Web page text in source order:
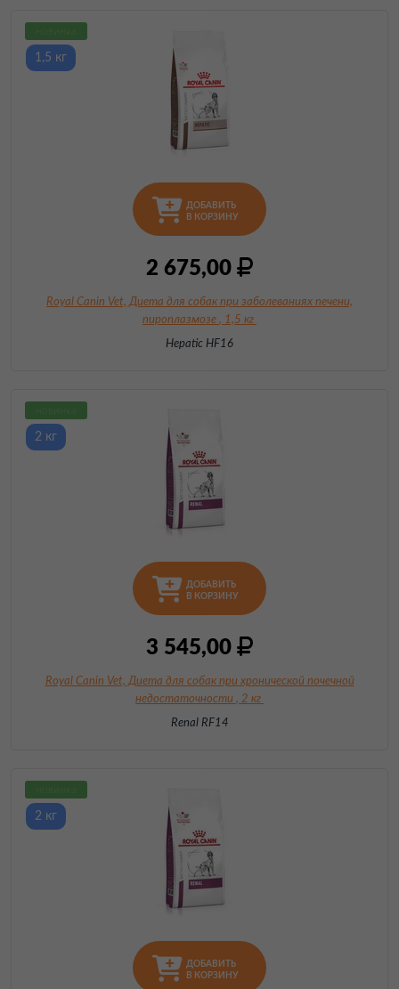
ДОБАВИТЬ
В КОРЗИНУ
2 675,00
1,5 кг
Royal Canin Vet, Диета для собак при заболеваниях печени,
пироплазмозе , 1,5 кг
Hepatic HF16
ДОБАВИТЬ
В КОРЗИНУ
3 545,00
2 кг
Royal Canin Vet, Диета для собак при хронической почечной
недостаточности , 2 кг
Renal RF14
ДОБАВИТЬ
В КОРЗИНУ
2 кг